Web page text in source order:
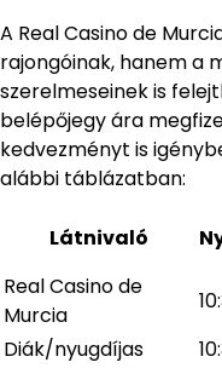
A Real Casino de
rajongóinak, hanem a
szerelmeseinek is
belépőjegy ára
kedvezményt is
alábbi táblázatban:
Látnivaló
Real Casino de
Murcia
Diák/nyugdíjas